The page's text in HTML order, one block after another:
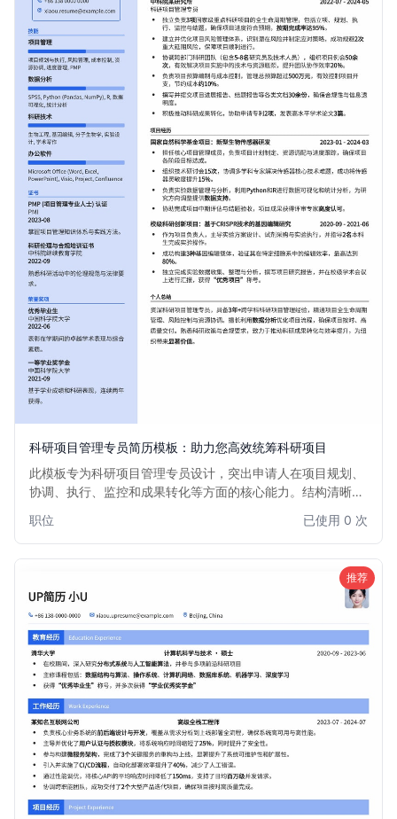
科研项目管理专员简历模板：助力您高效统筹科研项目
此模板专为科研项目管理专员设计，突出申请人在项目规划、
协调、执行、监控和成果转化等方面的核心能力。结构清晰，
和解决复杂问题的能力，助您在竞争激烈的科研领域脱颖而
出。适用于有一定科研或项目管理经验的专业人士，以及希望
职位 已使用 0 次
推荐